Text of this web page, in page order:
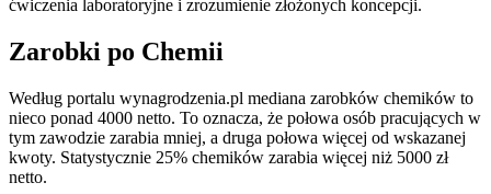
ćwiczenia laboratoryjne i zrozumienie złożonych koncepcji.
Zarobki po Chemii
Według portalu wynagrodzenia.pl mediana zarobków chemików to
nieco ponad 4000 netto. To oznacza, że połowa osób pracujących w
tym zawodzie zarabia mniej, a druga połowa więcej od wskazanej
kwoty. Statystycznie 25% chemików zarabia więcej niż 5000 zł
netto.